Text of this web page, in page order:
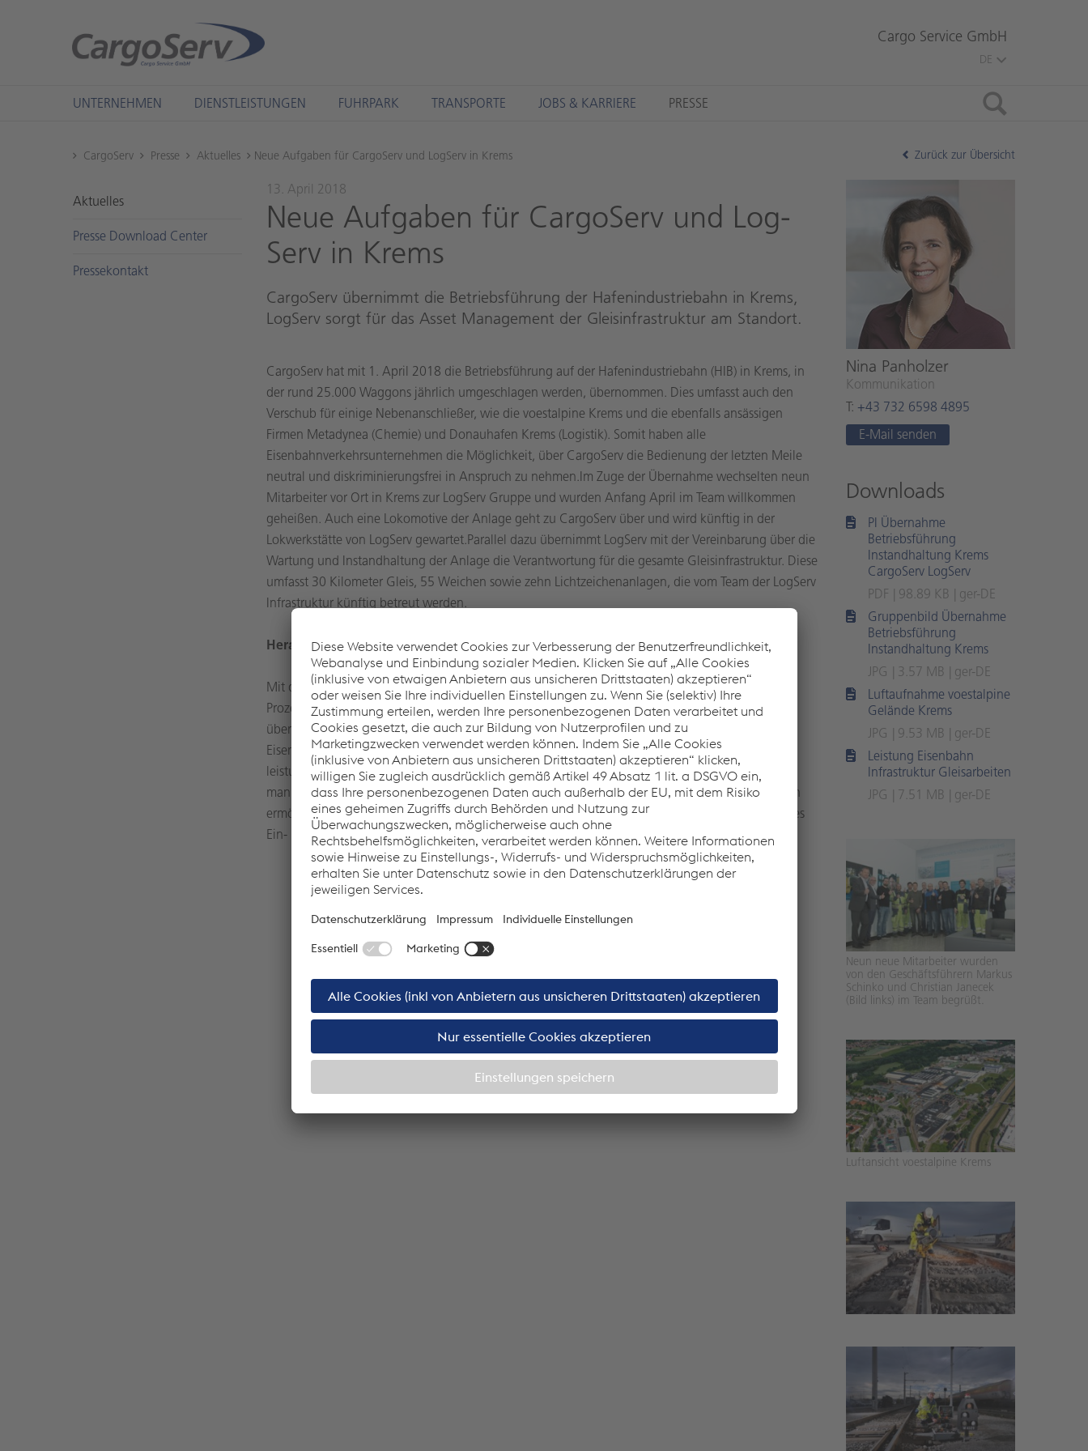
Cargo Service GmbH
DE
UNTERNEHMEN DIENSTLEISTUNGEN FUHRPARK TRANSPORTE JOBS & KARRIERE PRESSE Suche
CargoServ Presse Aktuelles Neue Aufgaben für CargoServ und LogServ in Krems Zurück zur Übersicht
Ak­tu­el­les
Pres­se Down­load Cen­ter
Pres­se­kon­takt
13. April 2018
Neue Auf­ga­ben für Car­go­Serv und Log­
Serv in Krems
CargoServ übernimmt die Betriebsführung der Hafenindustriebahn in Krems,
LogServ sorgt für das Asset Management der Gleisinfrastruktur am Standort.
CargoServ hat mit 1. April 2018 die Betriebsführung auf der Hafenindustriebahn (HIB) in Krems, in
der rund 25.000 Waggons jährlich umgeschlagen werden, übernommen. Dies umfasst auch den
Verschub für einige Nebenanschließer, wie die voestalpine Krems und die ebenfalls ansässigen
Firmen Metadynea (Chemie) und Donauhafen Krems (Logistik). Somit haben alle
Eisenbahnverkehrsunternehmen die Möglichkeit, über CargoServ die Bedienung der letzten Meile
neutral und diskriminierungsfrei in Anspruch zu nehmen.Im Zuge der Übernahme wechselten neun
Mitarbeiter vor Ort in Krems zur LogServ Gruppe und wurden Anfang April im Team willkommen
geheißen. Auch eine Lokomotive der Anlage geht zu CargoServ über und wird künftig in der
Lokwerkstätte von LogServ gewartet.Parallel dazu übernimmt LogServ mit der Vereinbarung über die
Wartung und Instandhaltung der Anlage die Verantwortung für die gesamte Gleisinfrastruktur. Diese
umfasst 30 Kilometer Gleis, 55 Weichen sowie zehn Lichtzeichenanlagen, die vom Team der LogServ
Infrastruktur künftig betreut werden.
Herausforderungen der Zukunft
Mit der Übernahme der Betriebsführung steht CargoServ vor zahlreichen Herausforderungen,
Prozesse zu optimieren und die Infrastruktur aufzurüsten. Erste Maßnahmen werden bereits
überdacht: Ein entsprechendes Datenerfassungssystem soll künftig den Datenaustausch zwischen
Eisenbahnverkehrsunternehmen, der HIB sowie der CargoServ erleichtern. Mit dem Einsatz einer
leistungsstarken Lokomotive mit Funkfernsteuerung könnten künftig schwere Züge leichter
manipuliert werden. Ein weiteres Ziel sind infrastrukturelle Maßnahmen, die Streckenlokomotiven
ermöglichen, direkt auf das Übergabegleis der HIB einzufahren. Damit würde auch der Prozess des
Ein- und Ausfahrens enorm erleichtert.
Nina Pan­hol­zer
Kom­mu­ni­ka­ti­on
T: +43 732 6598 4895
E-Mail sen­den
Downloads
PI Übernahme
Betriebsführung
Instandhaltung Krems
CargoServ LogServ
PDF
98.89 KB
ger-DE
Gruppenbild Übernahme
Betriebsführung
Instandhaltung Krems
JPG
3.57 MB
ger-DE
Luftaufnahme voestalpine
Gelände Krems
JPG
9.53 MB
ger-DE
Leistung Eisenbahn
Infrastruktur Gleisarbeiten
JPG
7.51 MB ger-DE
Neun neue Mitarbeiter wurden
von den Geschäftsführern Markus
Schinko und Christian Janecek
(Bild links) im Team begrüßt.
Luftansicht voestalpine Krems